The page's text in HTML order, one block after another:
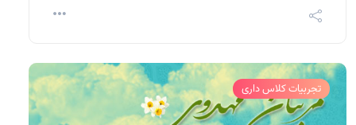
تجربیات کلاس داری